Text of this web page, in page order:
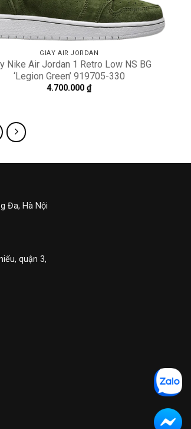
GIÀY AIR JORDAN
Nike Air Jordan 1 Retro Low NS BG
‘Legion Green’ 919705-330
4.700.000₫
Đa, Hà Nội
quận 3,